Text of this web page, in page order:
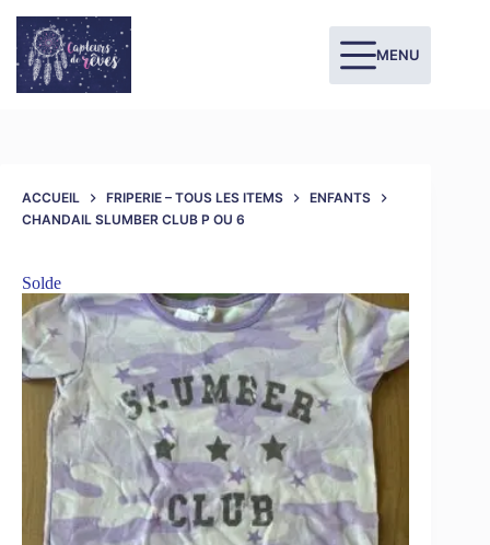
MENU
ACCUEIL FRIPERIE – TOUS LES ITEMS
ENFANTS
CHANDAIL SLUMBER CLUB P OU 6
Solde